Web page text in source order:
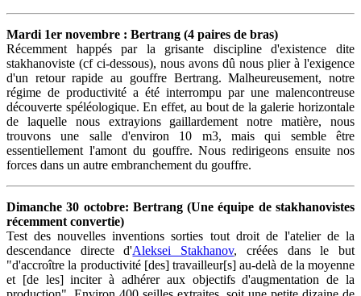
Mardi 1er novembre : Bertrang (4 paires de bras)
Récemment happés par la grisante discipline d'existence dite
stakhanoviste (cf ci-dessous), nous avons dû nous plier à l'exigence
d'un retour rapide au gouffre Bertrang. Malheureusement, notre
régime de productivité a été interrompu par une malencontreuse
découverte spéléologique. En effet, au bout de la galerie horizontale
de laquelle nous extrayions gaillardement notre matière, nous
trouvons une salle d'environ 10 m3, mais qui semble être
essentiellement l'amont du gouffre. Nous redirigeons ensuite nos
forces dans un autre embranchement du gouffre.
Dimanche 30 octobre: Bertrang (Une équipe de stakhanovistes
récemment convertie)
Test des nouvelles inventions sorties tout droit de l'atelier de la
descendance directe d'Aleksei Stakhanov, créées dans le but
"d'accroître la productivité [des] travailleur[s] au-delà de la moyenne
et [de les] inciter à adhérer aux objectifs d'augmentation de la